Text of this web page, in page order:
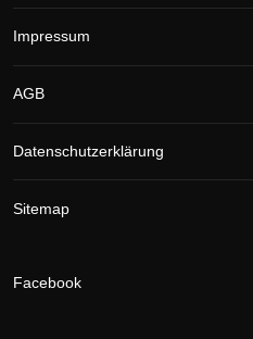
Impressum
AGB
Datenschutzerklärung
Sitemap
Facebook